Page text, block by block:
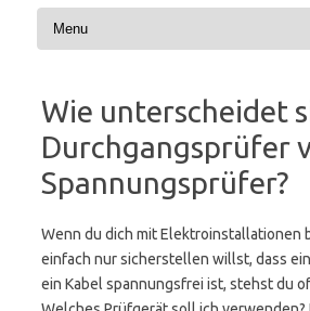
Wie unterscheidet
Durchgangsprüfer
Spannungsprüfer?
Wenn du dich mit Elektroinstallationen
einfach nur sicherstellen willst, dass
ein Kabel spannungsfrei ist, stehst du